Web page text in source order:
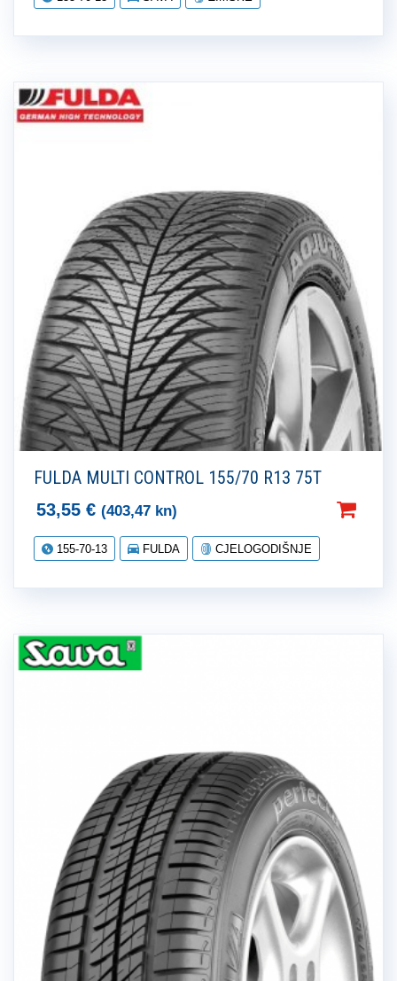
FULDA MULTI CONTROL 155/70 R13 75T
53,55 € (403,47 kn)
155-70-13 FULDA CJELOGODIŠNJE